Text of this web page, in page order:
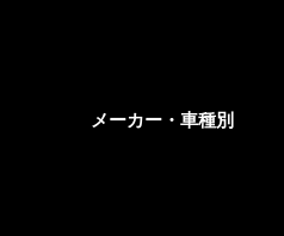
メーカー・車種別